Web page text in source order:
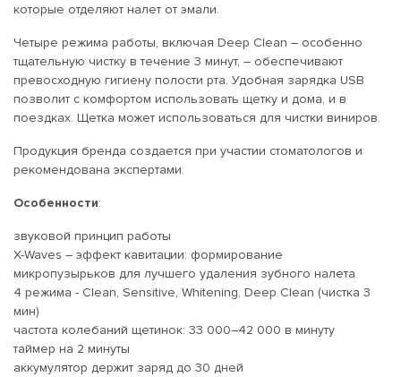
которые отделяют налет от эмали.
Четыре режима работы, включая Deep Clean – особенно
тщательную чистку в течение 3 минут, – обеспечивают
превосходную гигиену полости рта. Удобная зарядка USB
позволит с комфортом использовать щетку и дома, и в
поездках. Щетка может использоваться для чистки виниров.
Продукция бренда создается при участии стоматологов и
рекомендована экспертами.
Особенности:
звуковой принцип работы
X-Waves – эффект кавитации: формирование
микропузырьков для лучшего удаления зубного налета
4 режима - Clean, Sensitive, Whitening, Deep Clean (чистка 3
мин)
частота колебаний щетинок: 33 000–42 000 в минуту
таймер на 2 минуты
аккумулятор держит заряд до 30 дней